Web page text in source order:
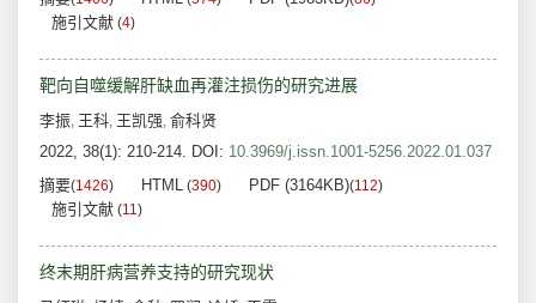
施引文献 (4)
靶向自噬缓解肝缺血再灌注损伤的研究进展
李振, 王科, 王凯强, 俞科贤
2022, 38(1): 210-214. DOI: 10.3969/j.issn.1001-5256.2022.01.037
摘要(1426) HTML (390) PDF (3164KB)(112)
施引文献 (11)
终末期肝病营养支持的研究现状